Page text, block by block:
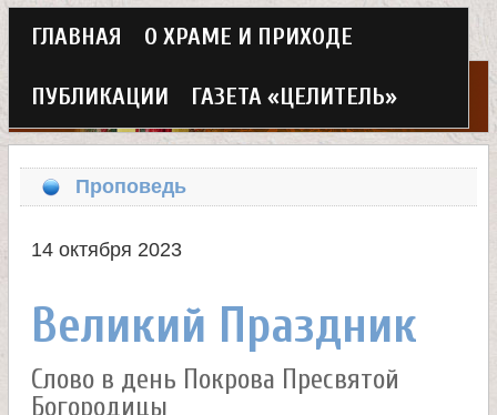
Перейти
к
основному
содержанию
Х
р
м
в
Г
л
а
в
н
о
е
м
е
ГЛАВНАЯ О ХРАМЕ И ПРИХОДЕ
ПУБЛИКАЦИИ ГАЗЕТА «ЦЕЛИТЕЛЬ»
Проповедь
14 октября 2023
Великий Праздник
Слово в день Покрова Пресвятой
Богородицы